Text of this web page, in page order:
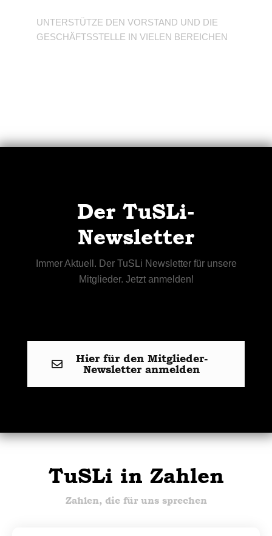
UNTERSTÜTZE DEN VORSTAND UND DIE
GESCHÄFTSSTELLE IN VIELEN BEREICHEN
Der TuSLi-
Newsletter
Immer Aktuell. Der TuSLi Newsletter für unsere
Mitglieder. Jetzt anmelden!
Hier für den Mitglieder-
Newsletter anmelden
TuSLi in Zahlen
Zahlen, die für uns sprechen